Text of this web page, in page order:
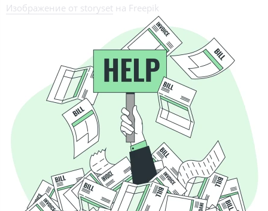
Изображение от storyset на Freepik